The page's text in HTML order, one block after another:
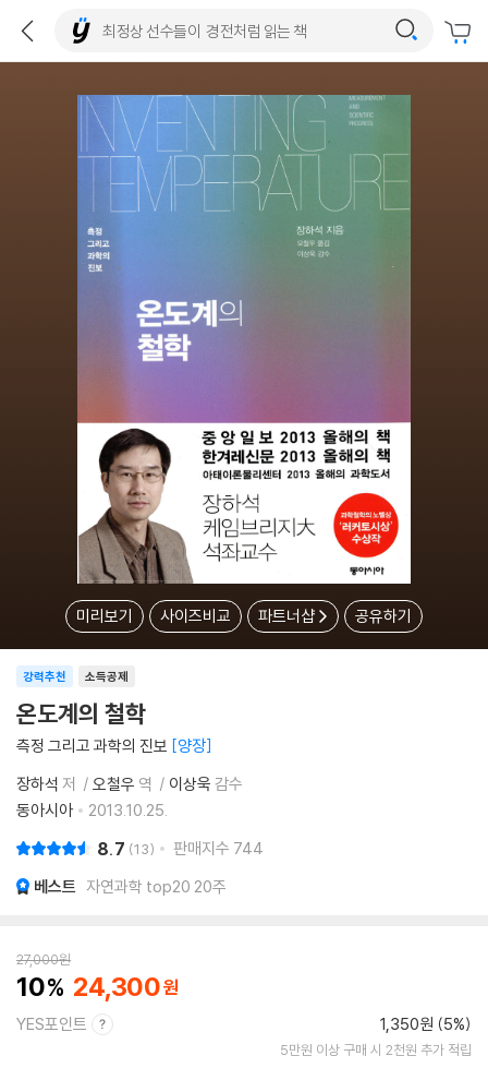
미리보기 사이즈비교 파트너샵 공유하기
소득공제
강력추천
온도계의 철학
측정 그리고 과학의 진보 양장
장하석 저 오철우 역 이상욱 감수
동아시아
2013.10.25.
8.7 13 판매지수 744
베스트 자연과학 top20 20주
27,000원
10 24,300
YES포인트 1,350원 (5%)
5만원 이상 구매 시 2천원 추가 적립